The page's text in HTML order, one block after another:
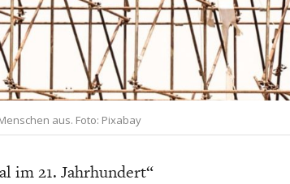
WELTWIRTSCHAFT
aus. Foto: Pixabay
im 21. Jahrhundert“